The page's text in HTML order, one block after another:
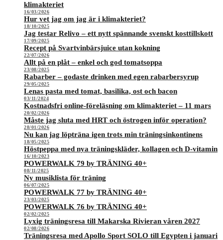
klimakteriet
16/03/2026
Hur vet jag om jag är i klimakteriet?
18/10/2025
Jag testar Relivo – ett nytt spännande svenskt kosttillskott
17/09/2025
Recept på Svartvinbärsjuice utan kokning
22/07/2026
Allt på en plåt – enkel och god tomatsoppa
23/08/2025
Rabarber – godaste drinken med egen rabarbersyrup
29/05/2025
Lenas pasta med tomat, basilika, ost och bacon
03/11/2024
Kostnadsfri online-föreläsning om klimakteriet – 11 mars
20/02/2026
Måste jag sluta med HRT och östrogen inför operation?
28/01/2026
Nu kan jag löpträna igen trots min träningsinkontinens
18/05/2025
Höstpeppa med nya träningskläder, kollagen och D-vitamin
16/10/2023
POWERWALK 79 by TRÄNING 40+
08/11/2025
Ny musiklista för träning
06/07/2025
POWERWALK 77 by TRÄNING 40+
23/03/2025
POWERWALK 76 by TRÄNING 40+
02/02/2025
Lyxig träningsresa till Makarska Rivieran våren 2027
02/08/2026
Träningsresa med Apollo Sport SOLO till Egypten i januari